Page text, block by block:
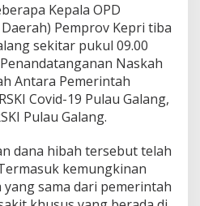
Kepala OPD
Pemprov Kepri tiba
sekitar pukul 09.00
Naskah
Antara Pemerintah
Covid-19 Pulau Galang,
Pulau Galang.
dana hibah tersebut telah
kemungkinan
sama dari pemerintah